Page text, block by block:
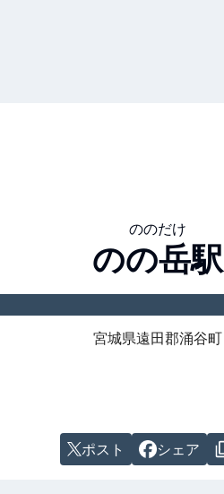
ののだけ
のの岳駅
宮城県遠田郡涌谷町
ポスト シェア